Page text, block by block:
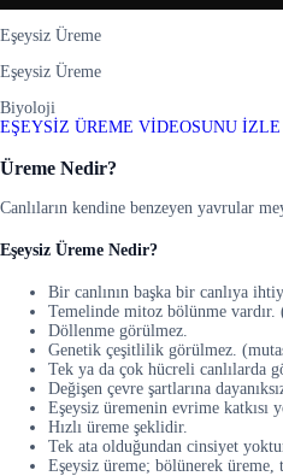
Eşeysiz Üreme
Eşeysiz Üreme
Biyoloji
EŞEYSİZ ÜREME VİDEOSUNU İZLE
Üreme Nedir?
Canlıların kendine benzeyen yavrular
Eşeysiz Üreme Nedir?
Bir canlının başka bir canlıya
Temelinde mitoz bölünme vardır.
Döllenme görülmez.
Genetik çeşitlilik görülmez.
Tek ya da çok hücreli canlılarda
Değişen çevre şartlarına
Eşeysiz üremenin evrime katkısı
Hızlı üreme şeklidir.
Tek ata olduğundan cinsiyet
Eşeysiz üreme; bölünerek